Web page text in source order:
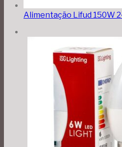
Alimentação Lifud 150W